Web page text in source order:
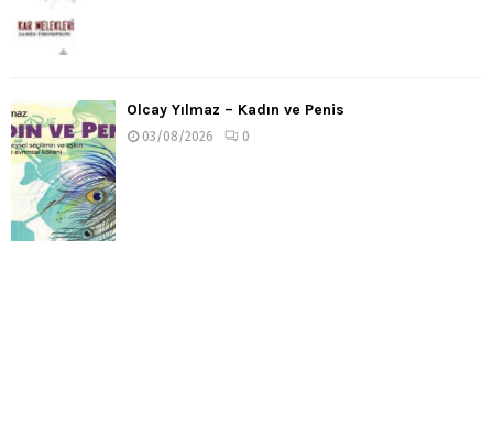
Olcay Yılmaz – Kadın ve Penis
03/08/2026 0